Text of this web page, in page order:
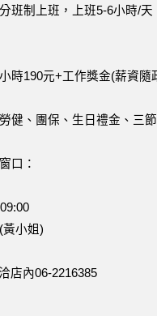
班制上班，上班5-6小時/
時190元+工作獎金(薪資隨
健、團保、生日禮金、三
口：
黃小姐)
店內06-2216385